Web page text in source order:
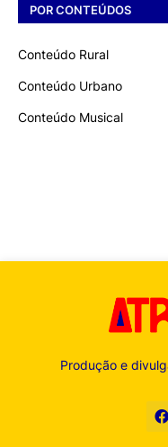
POR CONTEÚDOS
Conteúdo Rural
Conteúdo Urbano
Conteúdo Musical
Produção e